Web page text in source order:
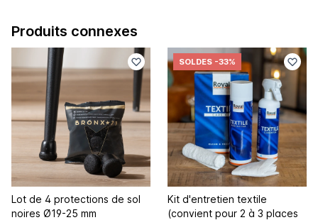
Produits connexes
Lot de 4 protections de sol
noires Ø19-25 mm
SOLDES -33%
Kit d'entretien textile
(convient pour 2 à 3 places